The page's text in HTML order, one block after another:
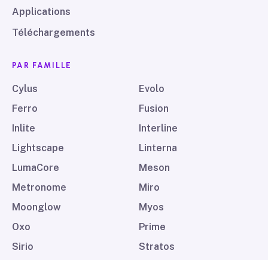
Applications
Téléchargements
PAR FAMILLE
Cylus
Evolo
Ferro
Fusion
Inlite
Interline
Lightscape
Linterna
LumaCore
Meson
Metronome
Miro
Moonglow
Myos
Oxo
Prime
Sirio
Stratos